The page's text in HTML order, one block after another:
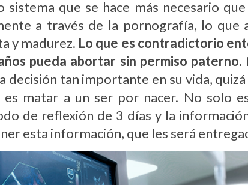
sistema que se hace más necesario
a través de la pornografía, lo que
y madurez. Lo que es contradictorio
pueda abortar sin permiso paterno.
decisión tan importante en su vida,
matar a un ser por nacer. No solo
de reflexión de 3 días y la
esta información, que les será